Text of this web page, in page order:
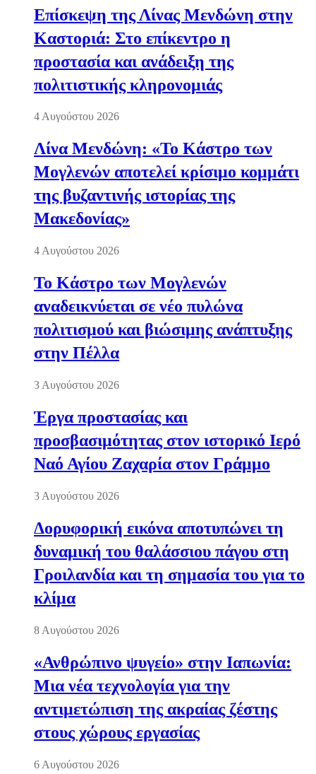
Επίσκεψη της Λίνας Μενδώνη στην
Καστοριά: Στο επίκεντρο η
προστασία και ανάδειξη της
πολιτιστικής κληρονομιάς
4 Αυγούστου 2026
Λίνα Μενδώνη: «Το Κάστρο των
Μογλενών αποτελεί κρίσιμο κομμάτι
της βυζαντινής ιστορίας της
Μακεδονίας»
4 Αυγούστου 2026
Το Κάστρο των Μογλενών
αναδεικνύεται σε νέο πυλώνα
πολιτισμού και βιώσιμης ανάπτυξης
στην Πέλλα
3 Αυγούστου 2026
Έργα προστασίας και
προσβασιμότητας στον ιστορικό Ιερό
Ναό Αγίου Ζαχαρία στον Γράμμο
3 Αυγούστου 2026
Δορυφορική εικόνα αποτυπώνει τη
δυναμική του θαλάσσιου πάγου στη
Γροιλανδία και τη σημασία του για το
κλίμα
8 Αυγούστου 2026
«Ανθρώπινο ψυγείο» στην Ιαπωνία:
Μια νέα τεχνολογία για την
αντιμετώπιση της ακραίας ζέστης
στους χώρους εργασίας
6 Αυγούστου 2026